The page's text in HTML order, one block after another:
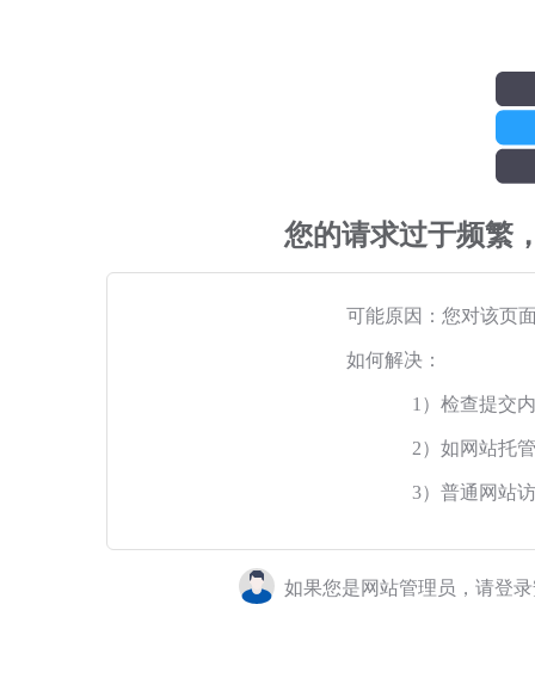
您的请求过于频繁
可能原因：您对该页
如何解决：
1）检查提交
2）如网站托
3）普通网站
如果您是网站管理员，请登